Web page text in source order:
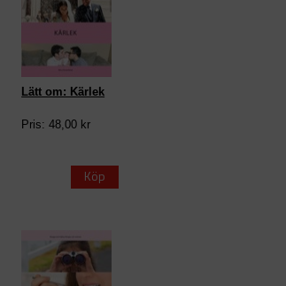
Lätt om: Kärlek
Pris: 48,00 kr
Köp